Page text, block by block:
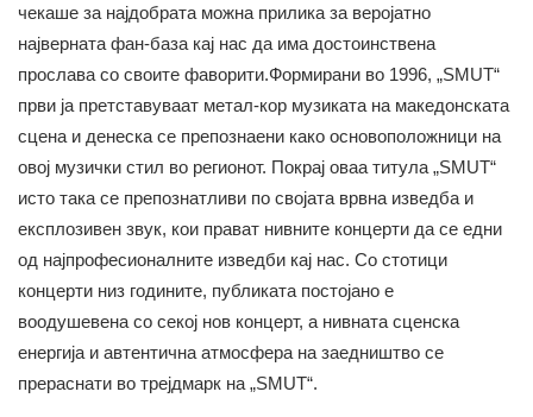
чекаше за најдобрата можна прилика за веројатно
најверната фан-база кај нас да има достоинствена
прослава со своите фаворити.Формирани во 1996, „SMUT“
први ја претставуваат метал-кор музиката на македонската
сцена и денеска се препознаени како основоположници на
овој музички стил во регионот. Покрај оваа титула „SMUT“
исто така се препознатливи по својата врвна изведба и
експлозивен звук, кои прават нивните концерти да се едни
од најпрофесионалните изведби кај нас. Со стотици
концерти низ годините, публиката постојано е
воодушевена со секој нов концерт, а нивната сценска
енергија и автентична атмосфера на заедништво се
прераснати во трејдмарк на „SMUT“.